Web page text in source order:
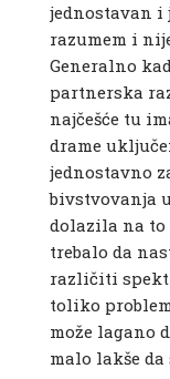
jednostavan
razumem i
Generalno
partnerska
najčešće tu
drame
jednostavno
bivstvovanja
dolazila na to
trebalo da
različiti
toliko
može lagano
malo lakše da